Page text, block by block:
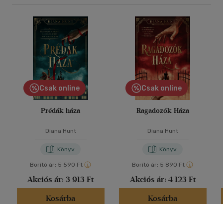
Csak online
Prédák háza
Diana Hunt
Könyv
Borító ár: 5 590 Ft
Akciós ár: 3 913 Ft
Kosárba
Csak online
Ragadozók Háza
Diana Hunt
Könyv
Borító ár: 5 890 Ft
Akciós ár: 4 123 Ft
Kosárba